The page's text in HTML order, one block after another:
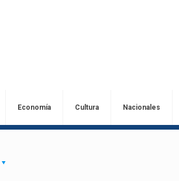
Economía Cultura Nacionales